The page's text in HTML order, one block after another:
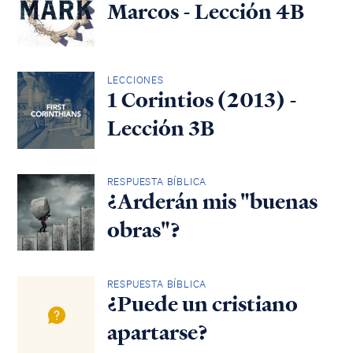
Marcos - Lección 4B
LECCIONES
1 Corintios (2013) -
Lección 3B
RESPUESTA BÍBLICA
¿Arderán mis "buenas
obras"?
RESPUESTA BÍBLICA
¿Puede un cristiano
apartarse?